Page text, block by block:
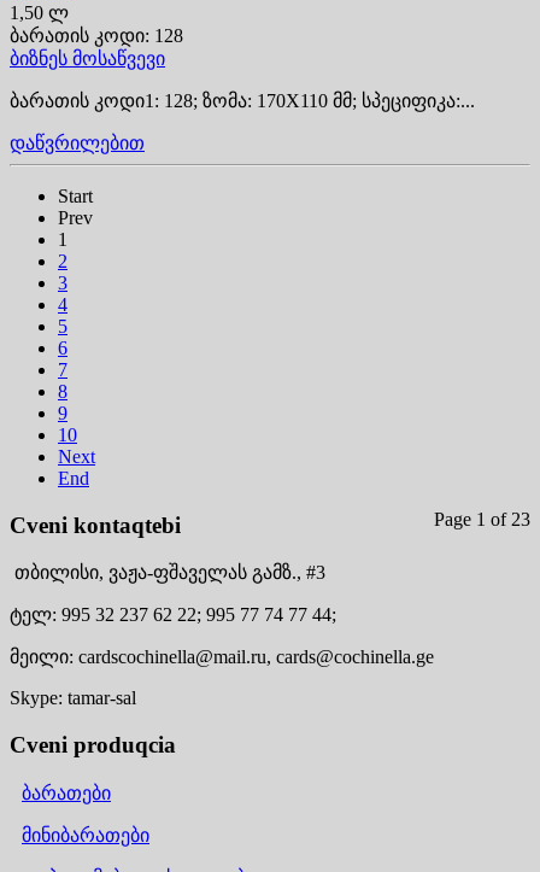
1,50 ლ
ბარათის კოდი: 128
ბიზნეს მოსაწვევი
ბარათის კოდი1: 128; ზომა: 170X110 მმ; სპეციფიკა:...
დაწვრილებით
Start
Prev
1
2
3
4
5
6
7
8
9
10
Next
End
Page 1 of 23
Cveni kontaqtebi
თბილისი, ვაჟა-ფშაველას გამზ., #3
ტელ: 995 32 237 62 22; 995 77 74 77 44;
მეილი: cardscochinella@mail.ru, cards@cochinella.ge
Skype: tamar-sal
Cveni produqcia
ბარათები
მინიბარათები